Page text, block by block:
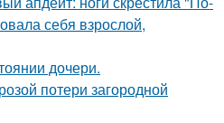
себя взрослой,
дочери.
потери загородной